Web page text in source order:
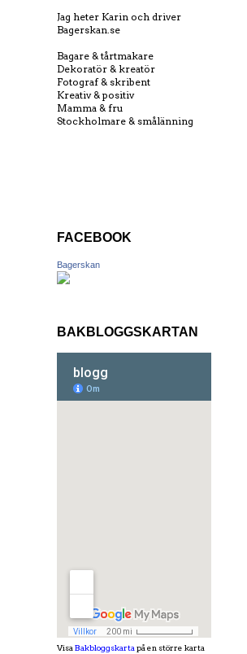
Jag heter Karin och driver
Bagerskan.se
Bagare & tårtmakare
Dekoratör & kreatör
Fotograf & skribent
Kreativ & positiv
Mamma & fru
Stockholmare & smålänning
FACEBOOK
Bagerskan
BAKBLOGGSKARTAN
Visa Bakbloggskarta på en större karta